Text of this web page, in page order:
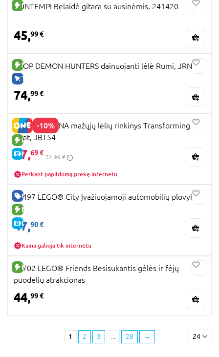
NAUJA PREKĖ
BONTEMPI Belaidė gitara su ausinėmis, 241420
45,99 €
NAUJA PREKĖ
TIK INTERNETU
KPOP DEMON HUNTERS dainuojanti lėlė Rumi, JRN40
74,99 €
-10%
NAUJA PREKĖ
E-KAINA
DISNEY MOANA mažųjų lėlių rinkinys Transforming
Boat, JBT54
47,69 €
52,99 €
Perkant papildomą prekę internetu
GERA KAINA
NAUJA PREKĖ
E-KAINA
60497 LEGO® City Įvažiuojamoji automobilių plovykla
47,90 €
Kaina galioja tik internetu
NAUJA PREKĖ
42702 LEGO® Friends Besisukantis gėlės ir fėjų
puodelių atrakcionas
44,99 €
1 2 3 ... 28 → 24